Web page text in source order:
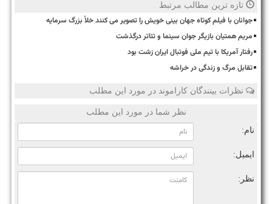
تازه ترین مطالب مرتبط
جوانان با فیلم کوتاه جهان بینی خویش را تصویر می کنند خلأ بزرگ سرمایه
مریم همتیان بازیگر جوان سینما و تئاتر درگذشت
رفتار آمریکا با تیم ملی فوتبال ایران زشت بود
تقابل مرگ و زندگی در خراشه
نظرات بینندگان کاراموند در مورد این مطلب
نظر شما در مورد این مطلب
نام:
ایمیل:
نظر: